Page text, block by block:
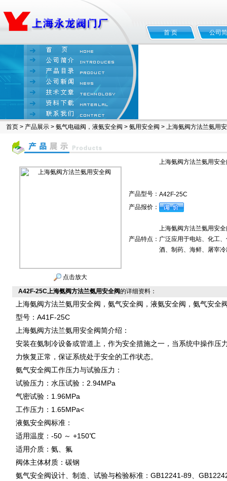
首 页 公司
首页 > 产品展示 > 氨气电磁阀，液氨安全阀 > 氨用安全阀 > 上海氨阀方法兰氨用
上海氨阀方法兰氨用安
点击放大
产品型号： A42F-25C
产品报价：
产品特点：
上海氨阀方法兰氨用安
广泛应用于电站、化工
酒、制药、海鲜、屠宰
A42F-25C上海氨阀方法兰氨用安全阀的详细资料：
上海氨阀方法兰氨用安全阀，氨气安全阀，液氨安全阀，氨气安全
型号：A41F-25C
上海氨阀方法兰氨用安全阀简介绍：
安装在氨制冷设备或管道上，作为安全措施之一，当系统中操作压
力恢复正常，保证系统处于安全的工作状态。
氨气安全阀工作压力与试验压力：
试验压力：水压试验：2.94MPa
气密试验：1.96MPa
工作压力：1.65MPa<
液氨安全阀标准：
适用温度：-50 ～ +150℃
适用介质：氨、氟
阀体主体材质：碳钢
氨气安全阀设计、制造、试验与检验标准：GB12241-89、